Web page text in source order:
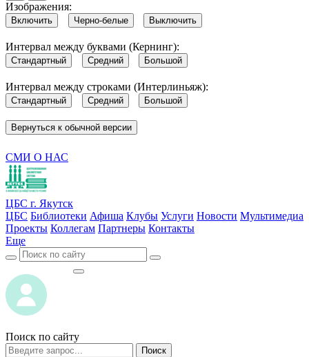
Изображения:
Включить Черно-белые Выключить
Интервал между буквами (Кернинг):
Стандартный Средний Большой
Интервал между строками (Интерлиньяж):
Стандартный Средний Большой
Вернуться к обычной версии
СМИ О НАС
ЦБС г. Якутск
ЦБС Библиотеки Афиша Клубы Услуги Новости Мультимедиа
Проекты Коллегам Партнеры Контакты
Еще
Поиск по сайту
Поиск